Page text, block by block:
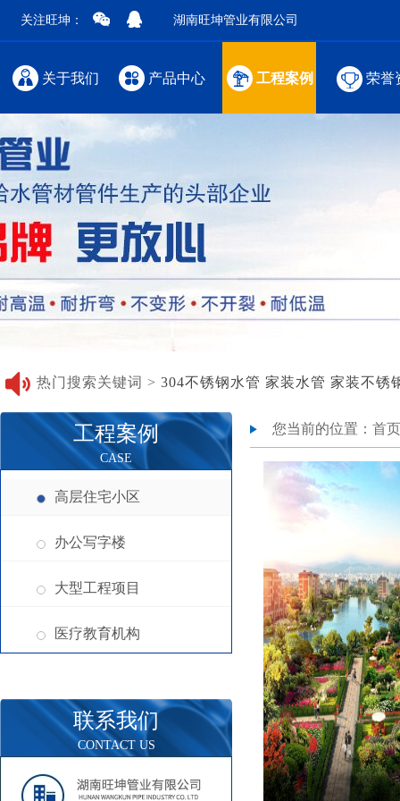
关注旺坤： 湖南旺坤管业有限公司
关于我们 产品中心 工程案例 荣誉
热门搜索关键词 > 304不锈钢水管 家装水管 家装不锈
工程案例
CASE
高层住宅小区
办公写字楼
大型工程项目
医疗教育机构
联系我们
CONTACT US
您当前的位置： 首页